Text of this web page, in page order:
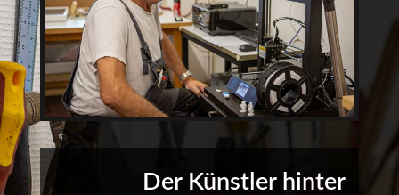
Der Künstler hinter